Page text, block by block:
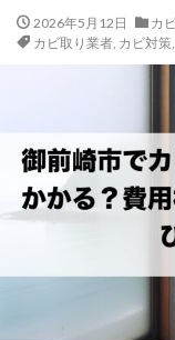
2026年5月12日
カ
カビ取り業者, カビ対策,